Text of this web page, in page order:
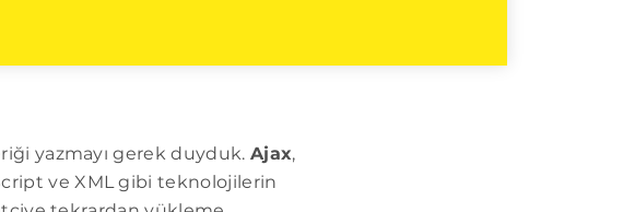
yazmayı gerek duyduk. Ajax,
ve XML gibi teknolojilerin